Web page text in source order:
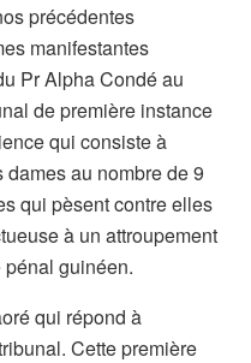
précédentes
manifestantes
Pr Alpha Condé au
de première instance
qui consiste à
dames au nombre de 9
qui pèsent contre elles
à un attroupement
pénal guinéen.
qui répond à
Cette première